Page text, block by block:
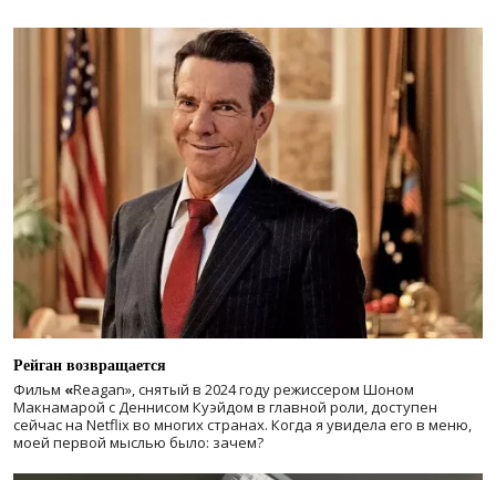
Рейган возвращается
Фильм «Reagan», снятый в 2024 годурежиссером Шоном
Макнамарой с Деннисом Куэйдом в главной роли, доступен
сейчас на Netflix во многих странах. Когда я увидела его в меню,
моей первой мыслью было: зачем?